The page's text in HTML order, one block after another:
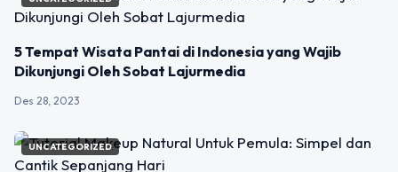
5 Tempat Wisata Pantai di Indonesia yang Wajib
Dikunjungi Oleh Sobat Lajurmedia
Des 28, 2023
UNCATEGORIZED